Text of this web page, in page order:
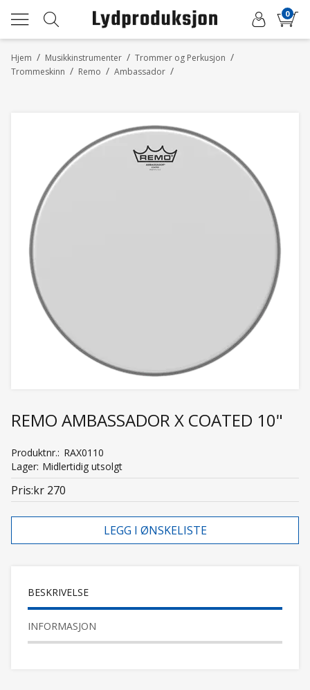
0
/
Hjem /
Musikkinstrumenter /
Trommer og Perkusjon
/
Trommeskinn /
Remo /
Ambassador
REMO AMBASSADOR X COATED 10"
Produktnr. RAX0110
Lager Midlertidig utsolgt
Pris kr 270
LEGG I ØNSKELISTE
BESKRIVELSE
INFORMASJON